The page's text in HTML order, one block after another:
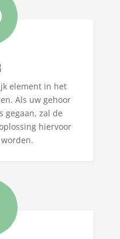
element in het
Als uw gehoor
gegaan, zal de
hiervoor